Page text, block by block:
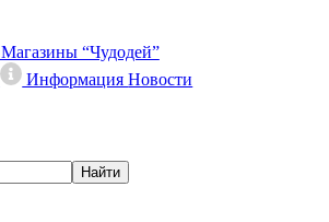
Магазины “Чудодей”
ИнформацияНовости
Найти